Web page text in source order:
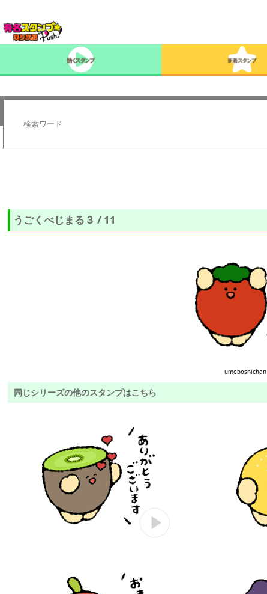
うごくべじまる３ / 11
umeboshichan
同じシリーズの他のスタンプはこちら